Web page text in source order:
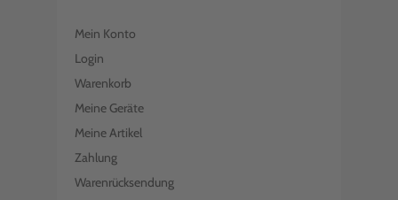
Mein Konto
Login
Warenkorb
Meine Geräte
Meine Artikel
Zahlung
Warenrücksendung